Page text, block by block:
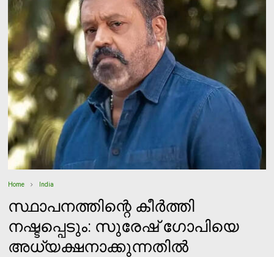
Home India
സ്ഥാപനത്തിന്റെ കീര്‍ത്തി
നഷ്ടപ്പെടും: സുരേഷ് ഗോപിയെ
അധ്യക്ഷനാക്കുന്നതില്‍